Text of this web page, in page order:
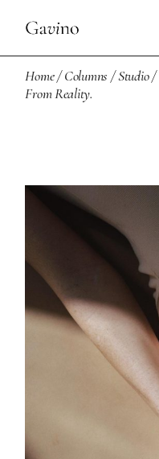
Home Columns Studio
From Reality.